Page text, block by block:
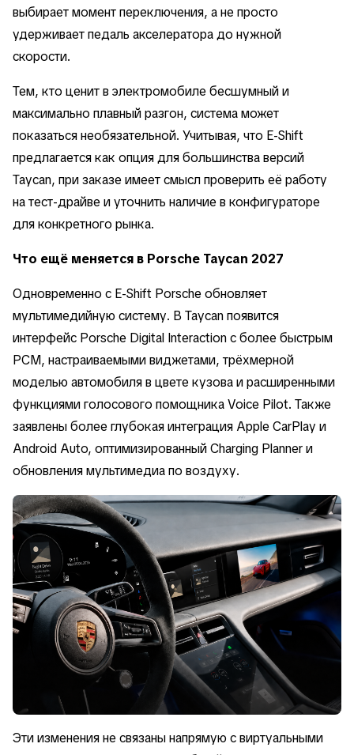
выбирает момент переключения, а не просто
удерживает педаль акселератора до нужной
скорости.
Тем, кто ценит в электромобиле бесшумный и
максимально плавный разгон, система может
показаться необязательной. Учитывая, что E-Shift
предлагается как опция для большинства версий
Taycan, при заказе имеет смысл проверить её работу
на тест-драйве и уточнить наличие в конфигураторе
для конкретного рынка.
Что ещё меняется в Porsche Taycan 2027
Одновременно с E-Shift Porsche обновляет
мультимедийную систему. В Taycan появится
интерфейс Porsche Digital Interaction с более быстрым
PCM, настраиваемыми виджетами, трёхмерной
моделью автомобиля в цвете кузова и расширенными
функциями голосового помощника Voice Pilot. Также
заявлены более глубокая интеграция Apple CarPlay и
Android Auto, оптимизированный Charging Planner и
обновления мультимедиа по воздуху.
Эти изменения не связаны напрямую с виртуальными